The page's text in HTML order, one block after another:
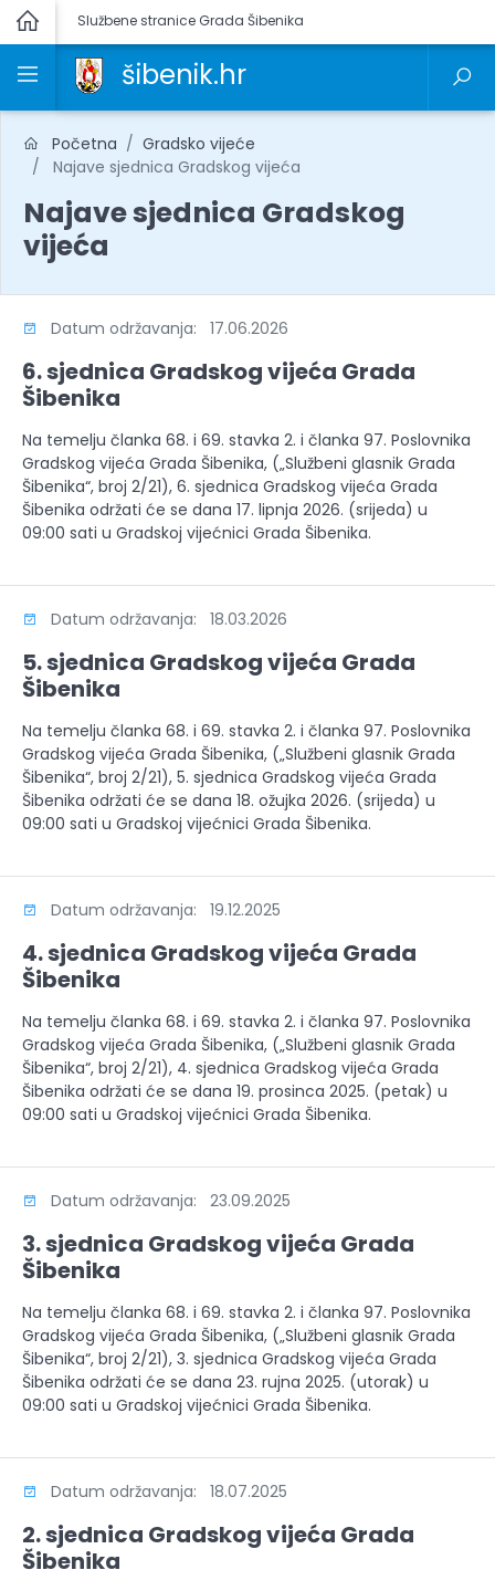
Službene stranice Grada Šibenika
šibenik.hr
Početna
Gradsko vijeće
Najave sjednica Gradskog vijeća
Najave sjednica Gradskog
vijeća
Datum održavanja: 17.06.2026
6. sjednica Gradskog vijeća Grada
Šibenika
Na temelju članka 68. i 69. stavka 2. i članka 97. Poslovnika
Gradskog vijeća Grada Šibenika, („Službeni glasnik Grada
Šibenika“, broj 2/21), 6. sjednica Gradskog vijeća Grada
Šibenika održati će se dana 17. lipnja 2026. (srijeda) u
09:00 sati u Gradskoj vijećnici Grada Šibenika.
Datum održavanja: 18.03.2026
5. sjednica Gradskog vijeća Grada
Šibenika
Na temelju članka 68. i 69. stavka 2. i članka 97. Poslovnika
Gradskog vijeća Grada Šibenika, („Službeni glasnik Grada
Šibenika“, broj 2/21), 5. sjednica Gradskog vijeća Grada
Šibenika održati će se dana 18. ožujka 2026. (srijeda) u
09:00 sati u Gradskoj vijećnici Grada Šibenika.
Datum održavanja: 19.12.2025
4. sjednica Gradskog vijeća Grada
Šibenika
Na temelju članka 68. i 69. stavka 2. i članka 97. Poslovnika
Gradskog vijeća Grada Šibenika, („Službeni glasnik Grada
Šibenika“, broj 2/21), 4. sjednica Gradskog vijeća Grada
Šibenika održati će se dana 19. prosinca 2025. (petak) u
09:00 sati u Gradskoj vijećnici Grada Šibenika.
Datum održavanja: 23.09.2025
3. sjednica Gradskog vijeća Grada
Šibenika
Na temelju članka 68. i 69. stavka 2. i članka 97. Poslovnika
Gradskog vijeća Grada Šibenika, („Službeni glasnik Grada
Šibenika“, broj 2/21), 3. sjednica Gradskog vijeća Grada
Šibenika održati će se dana 23. rujna 2025. (utorak) u
09:00 sati u Gradskoj vijećnici Grada Šibenika.
Datum održavanja: 18.07.2025
2. sjednica Gradskog vijeća Grada
Šibenika